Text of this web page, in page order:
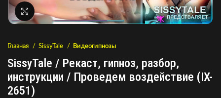
Нажмите, чтобы увеличить
Главная SissyTale Видеогипнозы
SissyTale / Рекаст, гипноз, разбор,
инструкции / Проведем воздействие (IX-
2651)